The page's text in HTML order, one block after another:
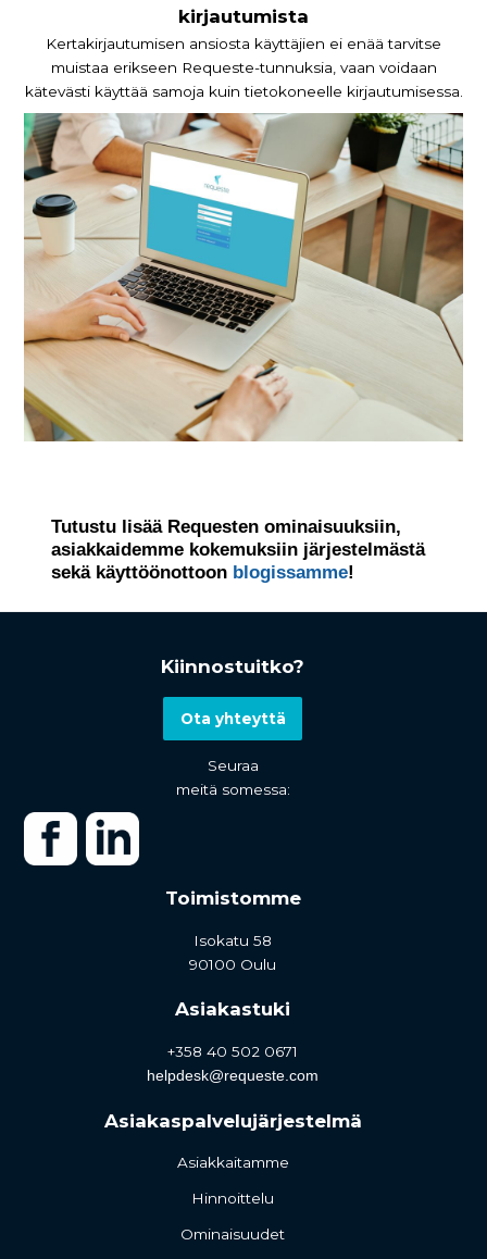
kirjautumista
Kertakirjautumisen ansiosta käyttäjien ei enää tarvitse
muistaa erikseen Requeste-tunnuksia, vaan voidaan
kätevästi käyttää samoja kuin tietokoneelle kirjautumisessa.
Tutustu lisää Requesten ominaisuuksiin,
asiakkaidemme kokemuksiin järjestelmästä
sekä käyttöönottoon blogissamme!
Kiinnostuitko?
Ota yhteyttä
Seuraa
meitä somessa:
Toimistomme
Isokatu 58
90100 Oulu
Asiakastuki
+358 40 502 0671
helpdesk@requeste.com
Asiakaspalvelujärjestelmä
Asiakkaitamme
Hinnoittelu
Ominaisuudet